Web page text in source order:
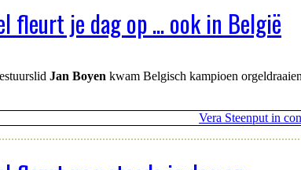
fleurt je dag op ... ook in België
Jan Boyen kwam Belgisch kampioen